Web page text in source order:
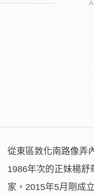
從東區敦化南路像弄
1986年次的正妹楊舒
家，2015年5月剛成